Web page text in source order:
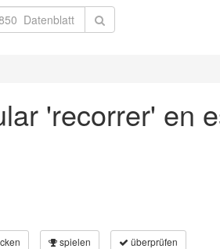
'recorrer' en
spielen überprüfen